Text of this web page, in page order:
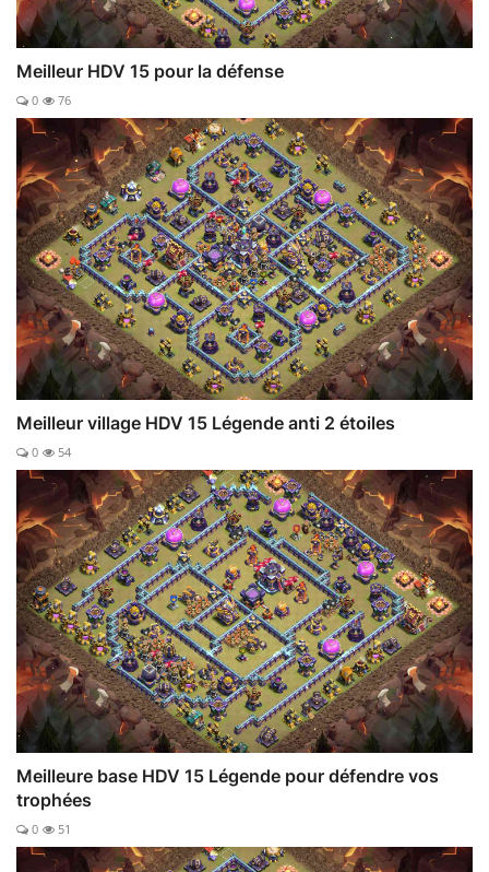
Meilleur HDV 15 pour la défense
0 76
Meilleur village HDV 15 Légende anti 2 étoiles
0 54
Meilleure base HDV 15 Légende pour défendre vos
trophées
0 51